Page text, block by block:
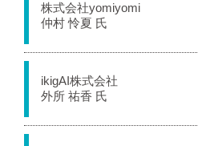
株式会社yomiyomi
仲村 怜夏 氏
ikigAI株式会社
外所 祐香 氏